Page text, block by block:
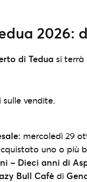
2026:
di Tedua si terrà
vendite.
mercoledì 29
uno o più
– Dieci anni di
Bull Cafè di